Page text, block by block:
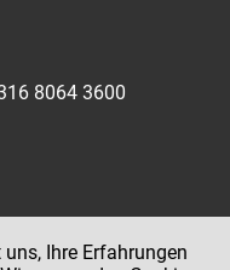
8064 3600
Ihre Erfahrungen